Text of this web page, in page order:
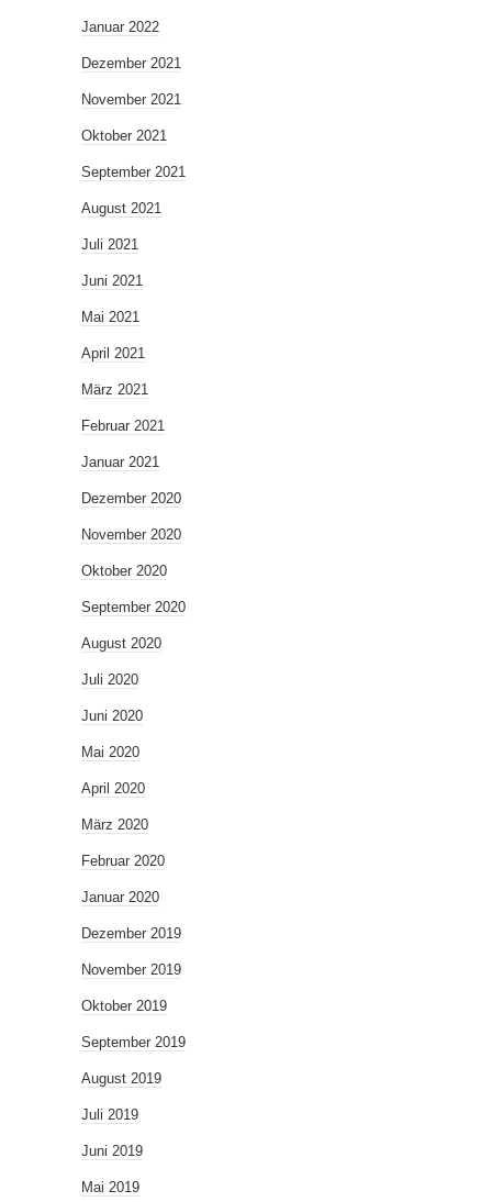
Januar 2022
Dezember 2021
November 2021
Oktober 2021
September 2021
August 2021
Juli 2021
Juni 2021
Mai 2021
April 2021
März 2021
Februar 2021
Januar 2021
Dezember 2020
November 2020
Oktober 2020
September 2020
August 2020
Juli 2020
Juni 2020
Mai 2020
April 2020
März 2020
Februar 2020
Januar 2020
Dezember 2019
November 2019
Oktober 2019
September 2019
August 2019
Juli 2019
Juni 2019
Mai 2019